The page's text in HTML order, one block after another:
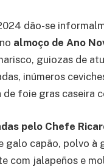
dão-se
almoço de Ano
guiozas de
inúmeros
de foie gras caseira
pelo Chefe
galo capão, polvo
com jalapeños e